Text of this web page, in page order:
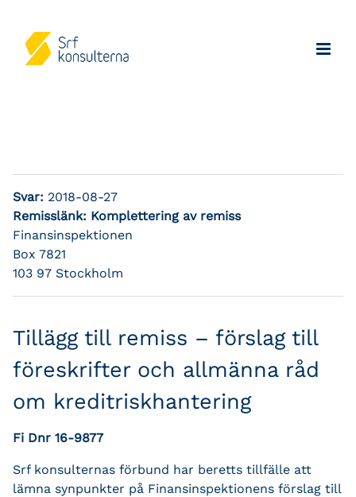
Svar: 2018-08-27
Remisslänk: Komplettering av remiss
Finansinspektionen
Box 7821
103 97 Stockholm
Tillägg till remiss – förslag till
föreskrifter och allmänna råd
om kreditriskhantering
Fi Dnr 16-9877
Srf konsulternas förbund har beretts tillfälle att
lämna synpunkter på Finansinspektionens förslag till